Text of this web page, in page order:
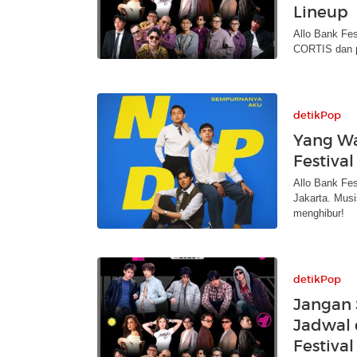
Lineup
Allo Bank
CORTIS dan
detikPop
Yang
Allo Bank
Jakarta.
menghibur!
detikPop
Jangan
Jadwal